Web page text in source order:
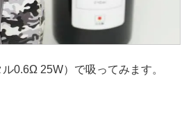
ル0.6Ω 25W）で吸ってみます。